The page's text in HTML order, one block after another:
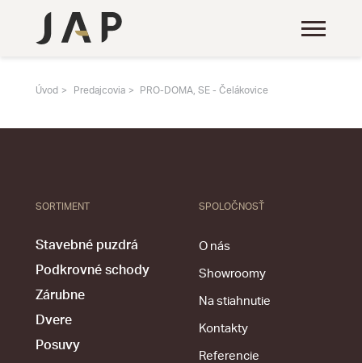
Úvod Predajcovia PRO-DOMA, SE - Čelákovice
SORTIMENT
Stavebné puzdrá
Podkrovné schody
Zárubne
Dvere
Posuvy
SPOLOČNOSŤ
O nás
Showroomy
Na stiahnutie
Kontakty
Referencie